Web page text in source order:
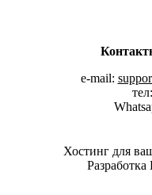
e-mail:
Хостинг для